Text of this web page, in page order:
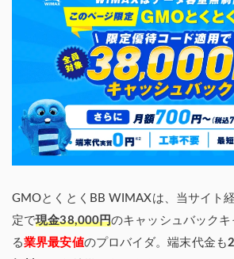
GMOとくとくBB WIMAXは、当サイト
定で現金38,000円のキャッシュバック
る業界最安値のプロバイダ。端末代金も